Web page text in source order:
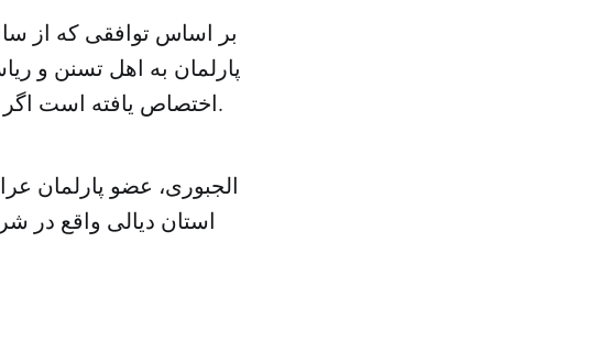
پارلمان به اهل تسنن و
اختصاص یافته است اگر چه در متن قانون اساسی عراق چنین تقسیم بندی وجود ندارد.
الجبوری، عضو پارلمان